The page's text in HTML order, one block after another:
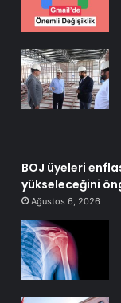
BOJ üyeleri
yükseleceğini
Ağustos 6, 2026